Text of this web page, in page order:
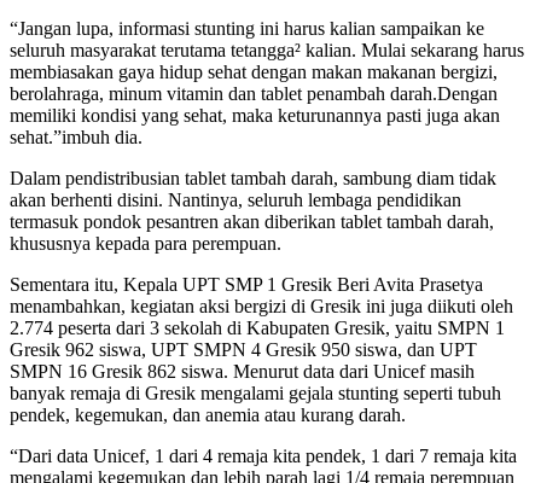
“Jangan lupa, informasi stunting ini harus kalian sampaikan ke
seluruh masyarakat terutama tetangga² kalian. Mulai sekarang harus
membiasakan gaya hidup sehat dengan makan makanan bergizi,
berolahraga, minum vitamin dan tablet penambah darah.Dengan
memiliki kondisi yang sehat, maka keturunannya pasti juga akan
sehat.”imbuh dia.
Dalam pendistribusian tablet tambah darah, sambung diam tidak
akan berhenti disini. Nantinya, seluruh lembaga pendidikan
termasuk pondok pesantren akan diberikan tablet tambah darah,
khususnya kepada para perempuan.
Sementara itu, Kepala UPT SMP 1 Gresik Beri Avita Prasetya
menambahkan, kegiatan aksi bergizi di Gresik ini juga diikuti oleh
2.774 peserta dari 3 sekolah di Kabupaten Gresik, yaitu SMPN 1
Gresik 962 siswa, UPT SMPN 4 Gresik 950 siswa, dan UPT
SMPN 16 Gresik 862 siswa. Menurut data dari Unicef masih
banyak remaja di Gresik mengalami gejala stunting seperti tubuh
pendek, kegemukan, dan anemia atau kurang darah.
“Dari data Unicef, 1 dari 4 remaja kita pendek, 1 dari 7 remaja kita
mengalami kegemukan dan lebih parah lagi 1/4 remaja perempuan